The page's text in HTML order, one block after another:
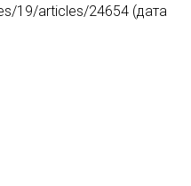
19/articles/24654 (дата